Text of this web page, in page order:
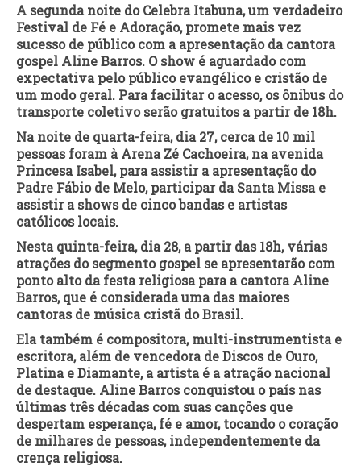
A segunda noite do Celebra Itabuna, um verdadeiro
Festival de Fé e Adoração, promete mais vez
sucesso de público com a apresentação da cantora
gospel Aline Barros. O show é aguardado com
expectativa pelo público evangélico e cristão de
um modo geral. Para facilitar o acesso, os ônibus do
transporte coletivo serão gratuitos a partir de 18h.
Na noite de quarta-feira, dia 27, cerca de 10 mil
pessoas foram à Arena Zé Cachoeira, na avenida
Princesa Isabel, para assistir a apresentação do
Padre Fábio de Melo, participar da Santa Missa e
assistir a shows de cinco bandas e artistas
católicos locais.
Nesta quinta-feira, dia 28, a partir das 18h, várias
atrações do segmento gospel se apresentarão com
ponto alto da festa religiosa para a cantora Aline
Barros, que é considerada uma das maiores
cantoras de música cristã do Brasil.
Ela também é compositora, multi-instrumentista e
escritora, além de vencedora de Discos de Ouro,
Platina e Diamante, a artista é a atração nacional
de destaque. Aline Barros conquistou o país nas
últimas três décadas com suas canções que
despertam esperança, fé e amor, tocando o coração
de milhares de pessoas, independentemente da
crença religiosa.